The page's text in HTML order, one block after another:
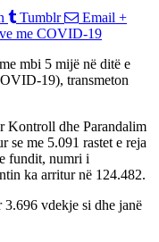
Tumblr Email +
mbi 5 mijë në ditë e
19), transmeton
Kontroll dhe Parandalim
se me 5.091 rastet e reja
fundit, numri i
ka arritur në 124.482.
vdekje si dhe janë